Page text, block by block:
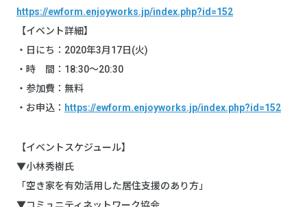
https://ewform.enjoyworks.jp/index.php?id=152
【イベント詳細】
・日にち：2020年3月17日(火)
・時 間：18:30〜20:30
・参加費：無料
・お申込： https://ewform.enjoyworks.jp/index.php?id=152
【イベントスケジュール】
▼小林秀樹氏
「空き家を有効活用した居住支援のあり方」